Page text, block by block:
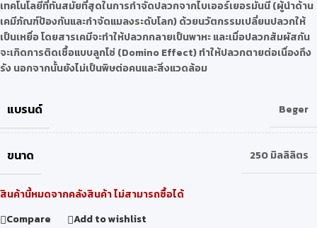
เทคโนโลยีที่ทันสมัยที่สุดในการกำจัดปลวกจากไบเออร์เยอรมันนี (ผู้นำด้าน
เคมีภัณฑ์ป้องกันและกำจัดแมลงระดับโลก) ด้วยนวัตกรรมเปลี่ยนปลวกให้
เป็นเหยื่อ โดยสารเคมีจะทำให้ปลวกกลายเป็นพาหะ และเมื่อปลวกสัมผัสกัน
จะเกิดการติดเชื้อแบบลูกโซ่ (Domino Effect) ทำให้ปลวกตายต่อเนื่องถึง
รัง นอกจากนั้นยังไม่เป็นพิษต่อคนและสิ่งแวดล้อม
แบรนด์ Beger
ขนาด 250 มิลลิลิตร
สินค้านี้หมดจากคลังสินค้า ไม่สามารถซื้อได้
Compare
Add to wishlist